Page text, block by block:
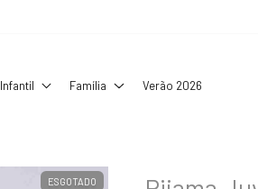
Infantil Família Verão 2026
ESGOTADO